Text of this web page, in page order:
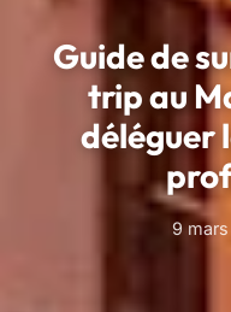
Guide de
trip au
déléguer
9